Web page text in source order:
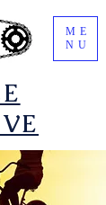
ME
NU